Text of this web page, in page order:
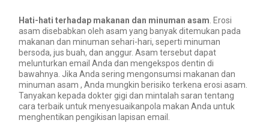
Hati-hati terhadap makanan dan minuman asam. Erosi
asam disebabkan oleh asam yang banyak ditemukan pada
makanan dan minuman sehari-hari, seperti minuman
bersoda, jus buah, dan anggur. Asam tersebut dapat
melunturkan email Anda dan mengekspos dentin di
bawahnya. Jika Anda sering mengonsumsi makanan dan
minuman asam , Anda mungkin berisiko terkena erosi asam.
Tanyakan kepada dokter gigi dan mintalah saran tentang
cara terbaik untuk menyesuaikanpola makan Anda untuk
menghentikan pengikisan lapisan email.